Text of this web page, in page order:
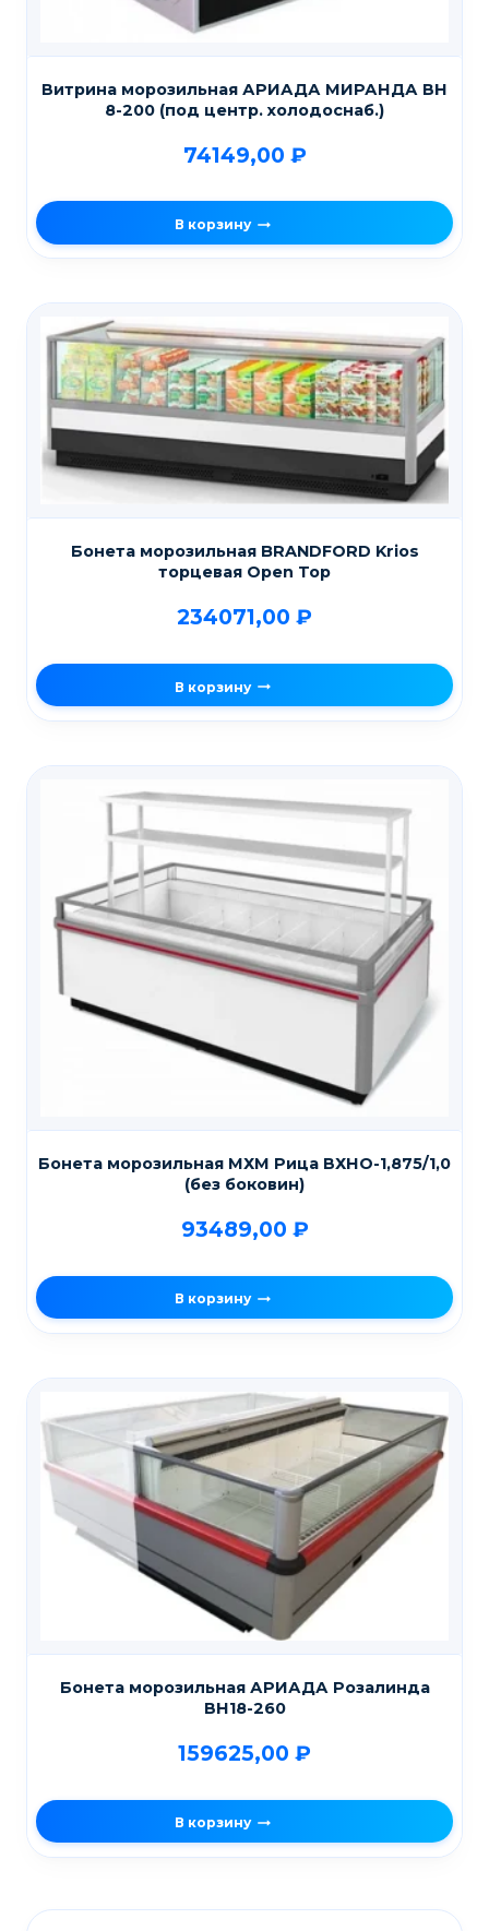
Витрина морозильная АРИАДА МИРАНДА ВН
8-200 (под центр. холодоснаб.)
74149,00 ₽
В корзину
Бонета морозильная BRANDFORD Krios
торцевая Open Top
234071,00 ₽
В корзину
Бонета морозильная МХМ Рица ВХНО-1,875/1,0
(без боковин)
93489,00 ₽
В корзину
Бонета морозильная АРИАДА Розалинда
ВН18-260
159625,00 ₽
В корзину